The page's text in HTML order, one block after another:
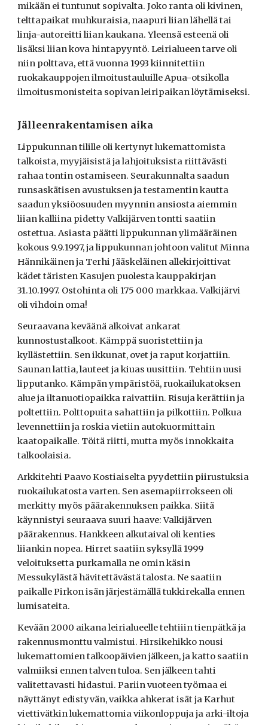
mikään ei tuntunut sopivalta. Joko ranta oli kivinen,
telttapaikat muhkuraisia, naapuri liian lähellä tai
linja-autoreitti liian kaukana. Yleensä esteenä oli
lisäksi liian kova hintapyyntö. Leirialueen tarve oli
niin polttava, että vuonna 1993 kiinnitettiin
ruokakauppojen ilmoitustauluille Apua-otsikolla
ilmoitusmonisteita sopivan leiripaikan löytämiseksi.
Jälleenrakentamisen aika
Lippukunnan tilille oli kertynyt lukemattomista
talkoista, myyjäisistä ja lahjoituksista riittävästi
rahaa tontin ostamiseen. Seurakunnalta saadun
runsaskätisen avustuksen ja testamentin kautta
saadun yksiöosuuden myynnin ansiosta aiemmin
liian kalliina pidetty Valkijärven tontti saatiin
ostettua. Asiasta päätti lippukunnan ylimääräinen
kokous 9.9.1997, ja lippukunnan johtoon valitut Minna
Hännikäinen ja Terhi Jääskeläinen allekirjoittivat
kädet täristen Kasujen puolesta kauppakirjan
31.10.1997. Ostohinta oli 175 000 markkaa. Valkijärvi
oli vihdoin oma!
Seuraavana keväänä alkoivat ankarat
kunnostustalkoot. Kämppä suoristettiin ja
kyllästettiin. Sen ikkunat, ovet ja raput korjattiin.
Saunan lattia, lauteet ja kiuas uusittiin. Tehtiin uusi
lipputanko. Kämpän ympäristöä, ruokailukatoksen
alue ja iltanuotiopaikka raivattiin. Risuja kerättiin ja
poltettiin. Polttopuita sahattiin ja pilkottiin. Polkua
levennettiin ja roskia vietiin autokuormittain
kaatopaikalle. Töitä riitti, mutta myös innokkaita
talkoolaisia.
Arkkitehti Paavo Kostiaiselta pyydettiin piirustuksia
ruokailukatosta varten. Sen asemapiirrokseen oli
merkitty myös päärakennuksen paikka. Siitä
käynnistyi seuraava suuri haave: Valkijärven
päärakennus. Hankkeen alkutaival oli kenties
liiankin nopea. Hirret saatiin syksyllä 1999
veloituksetta purkamalla ne omin käsin
Messukylästä hävitettävästä talosta. Ne saatiin
paikalle Pirkon isän järjestämällä tukkirekalla ennen
lumisateita.
Kevään 2000 aikana leirialueelle tehtiiin tienpätkä ja
rakennusmonttu valmistui. Hirsikehikko nousi
lukemattomien talkoopäivien jälkeen, ja katto saatiin
valmiiksi ennen talven tuloa. Sen jälkeen tahti
valitettavasti hidastui. Pariin vuoteen työmaa ei
näyttänyt edistyvän, vaikka ahkerat isät ja Karhut
viettivätkin lukemattomia viikonloppuja ja arki-iltoja